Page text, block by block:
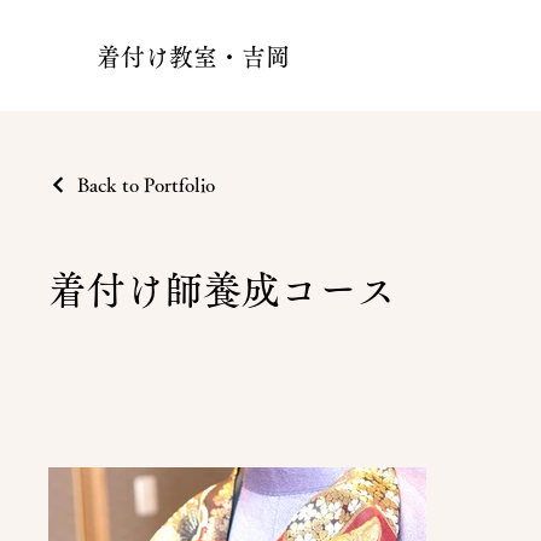
着付け教室・吉岡
Back to Portfolio
着付け師養成コース